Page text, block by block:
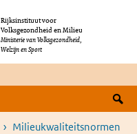
Rijksinstituut voor
Volksgezondheid en Milieu
Ministerie van Volksgezondheid,
Welzijn en Sport
Milieukwaliteitsnormen